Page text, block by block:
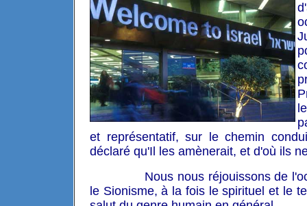
et représentatif, sur le chemin
déclaré qu'Il les amènerait, et d'où ils
Nous nous réjouissons de
le Sionisme, à la fois le spirituel et le